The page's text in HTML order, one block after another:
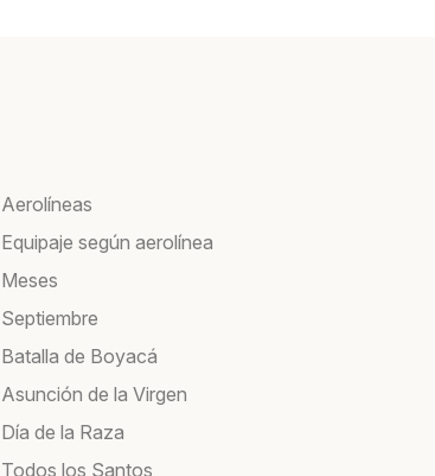
Aerolíneas
Equipaje según aerolínea
Meses
Septiembre
Batalla de Boyacá
Asunción de la Virgen
Día de la Raza
Todos los Santos